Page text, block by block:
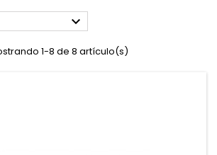

1-8 de 8 artículo(s)